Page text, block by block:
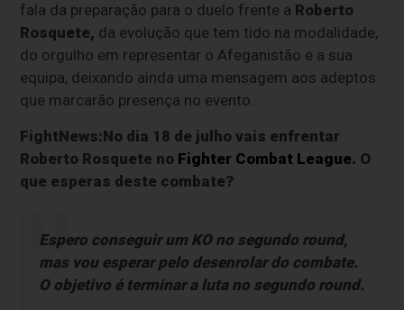
fala da preparação para o duelo frente a Roberto
Rosquete, da evolução que tem tido na modalidade,
do orgulho em representar o Afeganistão e a sua
equipa, deixando ainda uma mensagem aos adeptos
que marcarão presença no evento.
FightNews:No dia 18 de julho vais enfrentar
Roberto Rosquete no Fighter Combat League. O
que esperas deste combate?
Espero conseguir um KO no segundo round,
mas vou esperar pelo desenrolar do combate.
O objetivo é terminar a luta no segundo round.